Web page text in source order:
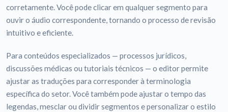
corretamente. Você pode clicar em qualquer segmento para
ouvir o áudio correspondente, tornando o processo de revisão
intuitivo e eficiente.
Para conteúdos especializados — processos jurídicos,
discussões médicas ou tutoriais técnicos — o editor permite
ajustar as traduções para corresponder à terminologia
específica do setor. Você também pode ajustar o tempo das
legendas, mesclar ou dividir segmentos e personalizar o estilo